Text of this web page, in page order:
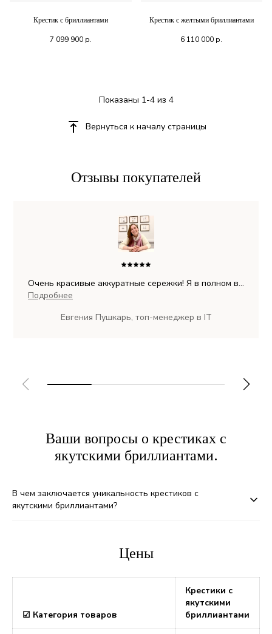
Крестик с бриллиантами
7 099 900р.
Крестик с желтыми бриллиантами
6 110 000 р.
Показаны 1-4 из 4
Вернуться к началу страницы
Отзывы покупателей
Очень красивые аккуратные сережки! Я в полном в
восторге от них, очень хорошие камни.
приобрела себе еще и колечко.
Подробнее
Евгения Пушкарь, топ-менеджер в IT
Ваши вопросы о крестиках с
якутскими бриллиантами.
В чем заключается уникальность крестиков с
якутскими бриллиантами?
Цены
☑ Категория товаров
Крестики с
якутскими
бриллиантами